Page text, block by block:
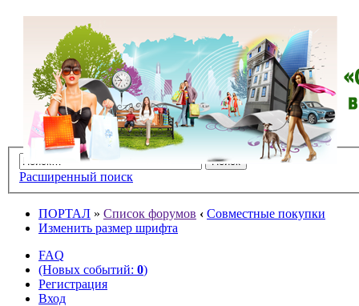
Расширенный поиск
ПОРТАЛ » Список форумов ‹ Совместные покупки
Изменить размер шрифта
FAQ
(Новых событий: 0)
Регистрация
Вход